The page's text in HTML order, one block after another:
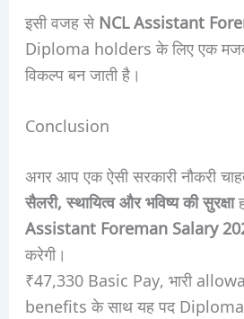
इसी वजह सेNCL Assistant
Diploma holders के लिए एक
विकल्प बन जाती है।
Conclusion
अगर आप एक ऐसी सरकारी नौकरी
सैलरी, स्थायित्व और भविष्य की सुरक्षा
Assistant Foreman Salary
करेगी।
₹47,330 Basic Pay, भारी
benefits के साथ यह पद Diploma